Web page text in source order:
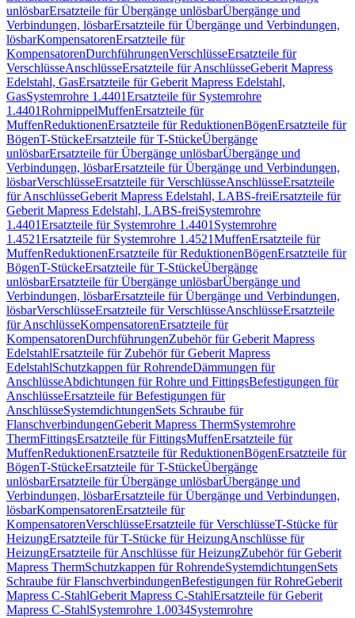
unlösbarErsatzteile für Übergänge unlösbarÜbergänge und
Verbindungen, lösbarErsatzteile für Übergänge und Verbindungen,
lösbarKompensatorenErsatzteile für
KompensatorenDurchführungenVerschlüsseErsatzteile für
VerschlüsseAnschlüsseErsatzteile für AnschlüsseGeberit Mapress
Edelstahl, GasErsatzteile für Geberit Mapress Edelstahl,
GasSystemrohre 1.4401Ersatzteile für Systemrohre
1.4401RohrnippelMuffenErsatzteile für
MuffenReduktionenErsatzteile für ReduktionenBögenErsatzteile für
BögenT-StückeErsatzteile für T-StückeÜbergänge
unlösbarErsatzteile für Übergänge unlösbarÜbergänge und
Verbindungen, lösbarErsatzteile für Übergänge und Verbindungen,
lösbarVerschlüsseErsatzteile für VerschlüsseAnschlüsseErsatzteile
für AnschlüsseGeberit Mapress Edelstahl, LABS-freiErsatzteile für
Geberit Mapress Edelstahl, LABS-freiSystemrohre
1.4401Ersatzteile für Systemrohre 1.4401 Systemrohre
1.4521Ersatzteile für Systemrohre 1.4521MuffenErsatzteile für
MuffenReduktionenErsatzteile für ReduktionenBögenErsatzteile für
BögenT-StückeErsatzteile für T-StückeÜbergänge
unlösbarErsatzteile für Übergänge unlösbarÜbergänge und
Verbindungen, lösbarErsatzteile für Übergänge und Verbindungen,
lösbarVerschlüsseErsatzteile für VerschlüsseAnschlüsseErsatzteile
für AnschlüsseKompensatorenErsatzteile für
KompensatorenDurchführungenZubehör für Geberit Mapress
EdelstahlErsatzteile für Zubehör für Geberit Mapress
EdelstahlSchutzkappen für RohrendeDämmungen für
AnschlüsseAbdichtungen für Rohre und FittingsBefestigungen für
AnschlüsseErsatzteile für Befestigungen für
AnschlüsseSystemdichtungenSets Schraube für
FlanschverbindungenGeberit Mapress ThermSystemrohre
ThermFittingsErsatzteile für FittingsMuffenErsatzteile für
MuffenReduktionenErsatzteile für ReduktionenBögenErsatzteile für
BögenT-StückeErsatzteile für T-StückeÜbergänge
unlösbarErsatzteile für Übergänge unlösbarÜbergänge und
Verbindungen, lösbarErsatzteile für Übergänge und Verbindungen,
lösbarKompensatorenErsatzteile für
KompensatorenVerschlüsseErsatzteile für VerschlüsseT-Stücke für
HeizungErsatzteile für T-Stücke für HeizungAnschlüsse für
HeizungErsatzteile für Anschlüsse für HeizungZubehör für Geberit
Mapress ThermSchutzkappen für RohrendeSystemdichtungenSets
Schraube für FlanschverbindungenBefestigungen für RohreGeberit
Mapress C-StahlGeberit Mapress C-StahlErsatzteile für Geberit
Mapress C-StahlSystemrohre 1.0034Systemrohre